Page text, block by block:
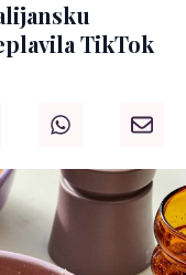
TikTok